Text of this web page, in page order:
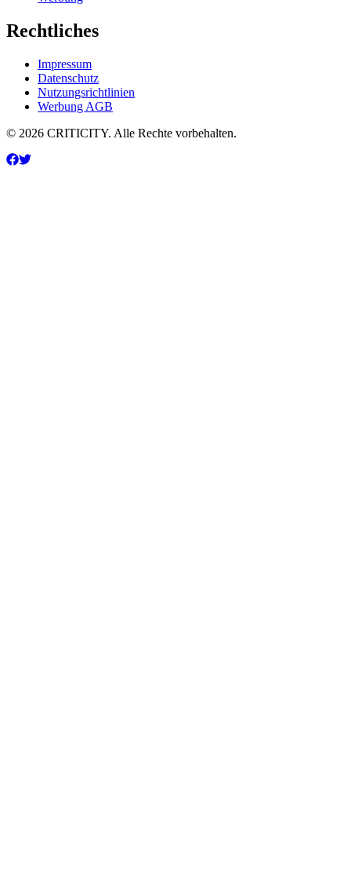
Rechtliches
Impressum
Datenschutz
Nutzungsrichtlinien
Werbung AGB
© 2026 CRITICITY. Alle Rechte vorbehalten.